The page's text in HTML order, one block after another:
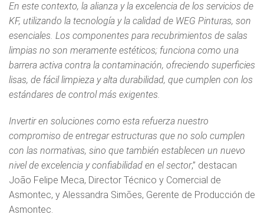
En este contexto, la alianza y la excelencia de los servicios de
KF, utilizando la tecnología y la calidad de WEG Pinturas, son
esenciales. Los componentes para recubrimientos de salas
limpias no son meramente estéticos; funciona como una
barrera activa contra la contaminación, ofreciendo superficies
lisas, de fácil limpieza y alta durabilidad, que cumplen con los
estándares de control más exigentes.
Invertir en soluciones como esta refuerza nuestro
compromiso de entregar estructuras que no solo cumplen
con las normativas, sino que también establecen un nuevo
nivel de excelencia y confiabilidad en el sector,” destacan
João Felipe Meca, Director Técnico y Comercial de
Asmontec, y Alessandra Simões, Gerente de Producción de
Asmontec.